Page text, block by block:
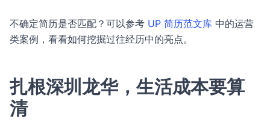
不确定简历是否匹配？可以参考 UP 简历范文库 中的运营
类案例，看看如何挖掘过往经历中的亮点。
扎根深圳龙华，生活成本要算
清